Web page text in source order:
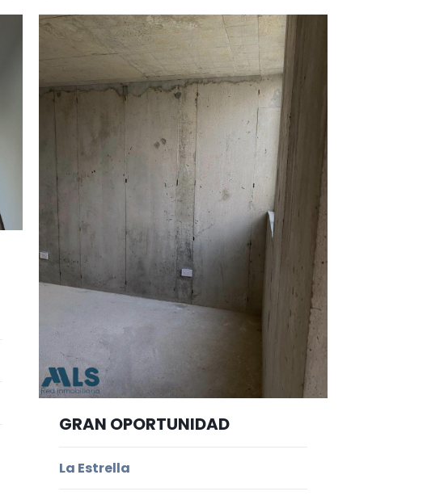
GRAN OPORTUNIDAD
La Estrella